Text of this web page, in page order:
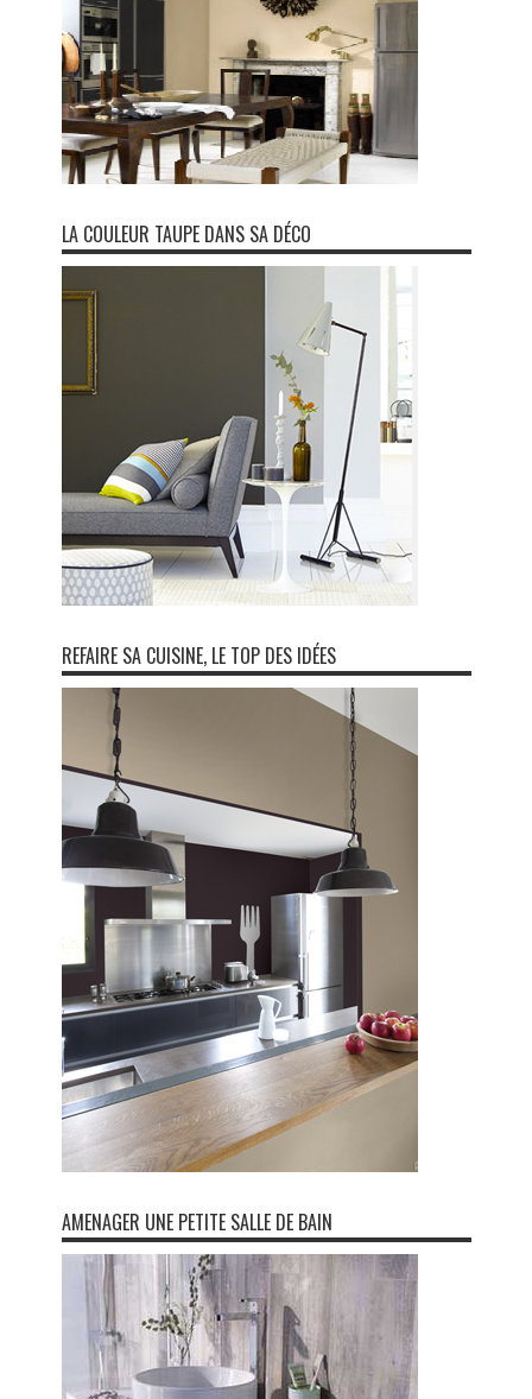
LA COULEUR TAUPE DANS SA DÉCO
REFAIRE SA CUISINE, LE TOP DES IDÉES
AMENAGER UNE PETITE SALLE DE BAIN